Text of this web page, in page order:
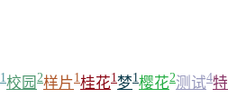
1校园 2样片1桂花1梦1樱花2测试4特